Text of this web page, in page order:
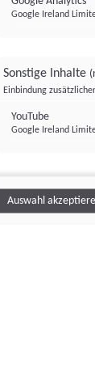
Google Ireland
Sonstige Inhalte
Einbindung
YouTube
Google Ireland
Auswahl